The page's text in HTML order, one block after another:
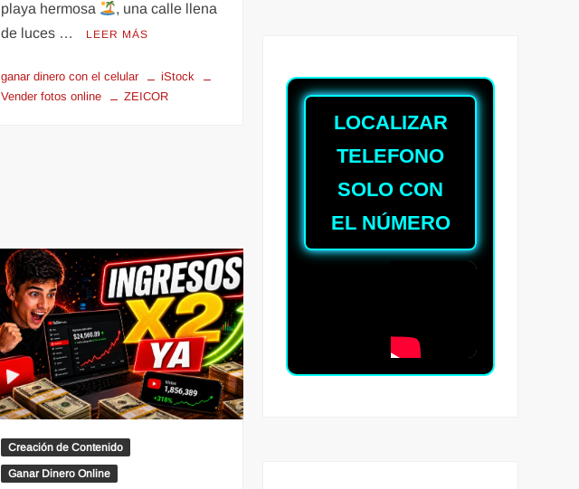
playa hermosa
, una calle llena
de luces …
LEER MÁS
ganar dinero con el celular
iStock
Vender fotos online
ZEICOR
Creación de Contenido
Ganar Dinero Online
LOCALIZAR
TELEFONO
SOLO CON
EL NÚMERO